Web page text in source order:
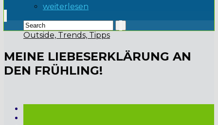
weiterlesen
Outside, Trends, Tipps
MEINE LIEBESERKLÄRUNG AN
DEN FRÜHLING!